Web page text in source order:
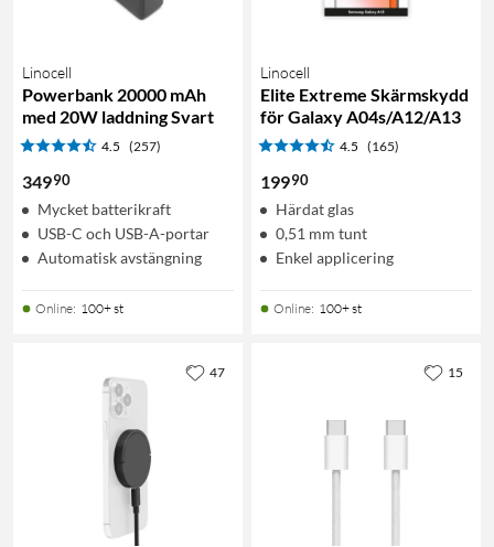
Linocell
Powerbank 20000 mAh
med 20W laddning Svart
4.5 (257)
34990
Mycket batterikraft
USB-C och USB-A-portar
Automatisk avstängning
Online: 100+ st
Linocell
Elite Extreme Skärmskydd
för Galaxy A04s/A12/A13
4.5 (165)
19990
Härdat glas
0,51 mm tunt
Enkel applicering
Online: 100+ st
47 15